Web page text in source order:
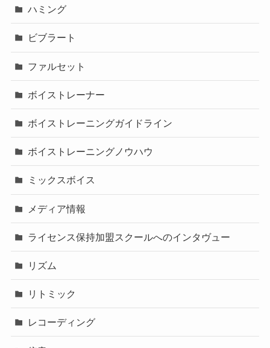
ハミング
ビブラート
ファルセット
ボイストレーナー
ボイストレーニングガイドライン
ボイストレーニングノウハウ
ミックスボイス
メディア情報
ライセンス保持加盟スクールへのインタヴュー
リズム
リトミック
レコーディング